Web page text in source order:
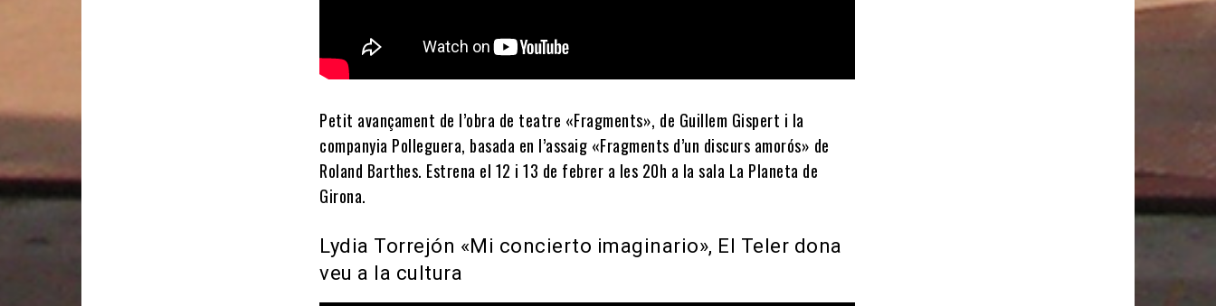
Petit avançament de l’obra de teatre «Fragments», de Guillem Gispert i la
companyia Polleguera, basada en l’assaig «Fragments d’un discurs amorós» de
Roland Barthes. Estrena el 12 i 13 de febrer a les 20h a la sala La Planeta de
Girona.
Lydia Torrejón «Mi concierto imaginario», El Teler dona
veu a la cultura